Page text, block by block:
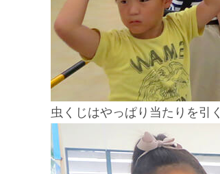
虫くじはやっぱり当たりを引